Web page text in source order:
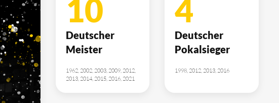
10
Deutscher
Meister
1962, 2002, 2003, 2009, 2012,
2013, 2014, 2015, 2016, 2021
4
Deutscher
Pokalsieger
1998, 2012, 2013, 2016